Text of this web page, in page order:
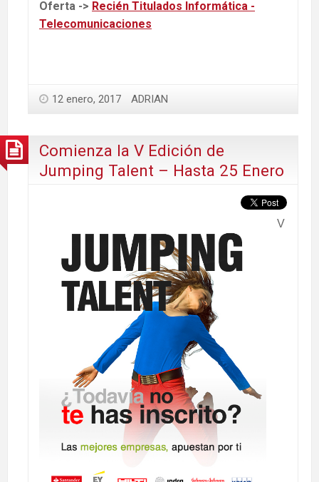
Oferta -> Recién Titulados Informática -
Telecomunicaciones
12 enero, 2017 ADRIAN
Comienza la V Edición de
Jumping Talent – Hasta 25 Enero
V